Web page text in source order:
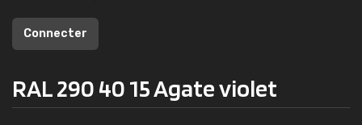
Connecter
RAL 290 40 15 Agate violet